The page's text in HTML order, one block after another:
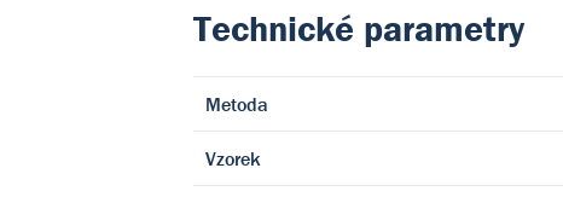
Technické parametry
Metoda
Vzorek